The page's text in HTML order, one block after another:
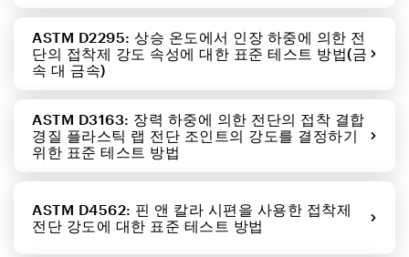
ASTM D2295: 상승 온도에서 인장 하중에 의한 전
단의 접착제 강도 속성에 대한 표준 테스트 방법(금
속 대 금속)
ASTM D3163: 장력 하중에 의한 전단의 접착 결합
경질 플라스틱 랩 전단 조인트의 강도를 결정하기
위한 표준 테스트 방법
ASTM D4562: 핀 앤 칼라 시편을 사용한 접착제
전단 강도에 대한 표준 테스트 방법